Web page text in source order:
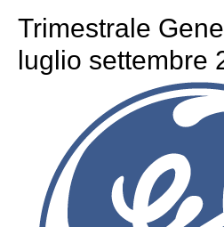
Trimestrale
luglio settembre